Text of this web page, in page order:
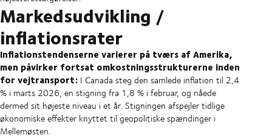
Markedsudvikling /
inflationsrater
Inflationstendenserne varierer på tværs af Amerika,
men påvirker fortsat omkostningsstrukturerne inden
for vejtransport: I Canada steg den samlede inflation til 2,4
% i marts 2026, en stigning fra 1,8 % i februar, og nåede
dermed sit højeste niveau i et år. Stigningen afspejler tidlige
økonomiske effekter knyttet til geopolitiske spændinger i
Mellemøsten.